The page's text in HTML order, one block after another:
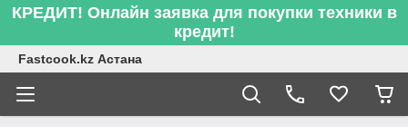
КРЕДИТ! Онлайн заявка для покупки техники в
кредит!
Fastcook.kz Астана